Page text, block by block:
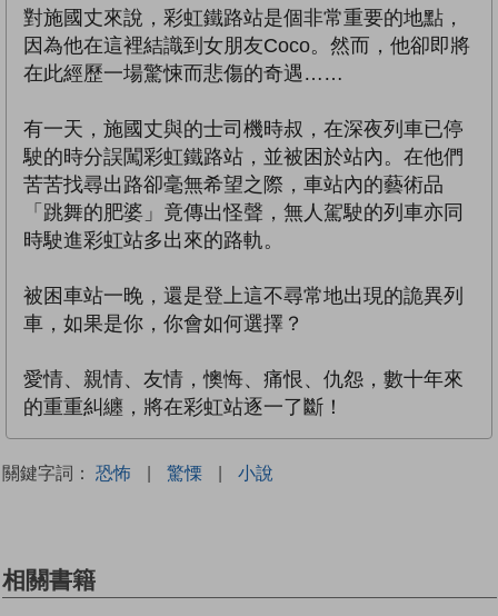
對施國丈來說，彩虹鐵路站是個非常重要的地點，
因為他在這裡結識到女朋友Coco。然而，他卻即將
在此經歷一場驚悚而悲傷的奇遇……
有一天，施國丈與的士司機時叔，在深夜列車已停
駛的時分誤闖彩虹鐵路站，並被困於站內。在他們
苦苦找尋出路卻毫無希望之際，車站內的藝術品
「跳舞的肥婆」竟傳出怪聲，無人駕駛的列車亦同
時駛進彩虹站多出來的路軌。
被困車站一晚，還是登上這不尋常地出現的詭異列
車，如果是你，你會如何選擇？
愛情、親情、友情，懊悔、痛恨、仇怨，數十年來
的重重糾纏，將在彩虹站逐一了斷！
關鍵字詞： 恐怖 | 驚慄 | 小說
相關書籍